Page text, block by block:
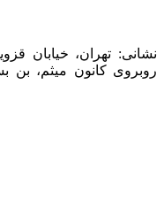
نشانی: تهران، خیابان